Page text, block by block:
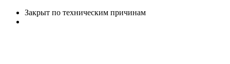
Закрыт по техническим причинам